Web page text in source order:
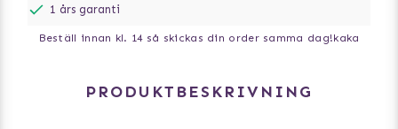
1 års garanti
Beställ innan kl. 14 så skickas din order samma dag!kaka
PRODUKTBESKRIVNING